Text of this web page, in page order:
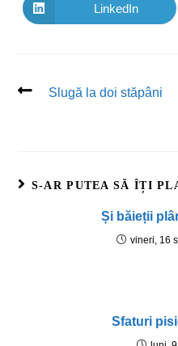
LinkedIn
Slugă la doi stăpâni
S-AR PUTEA SĂ ÎȚI
Și băieții
vineri, 16
Sfaturi